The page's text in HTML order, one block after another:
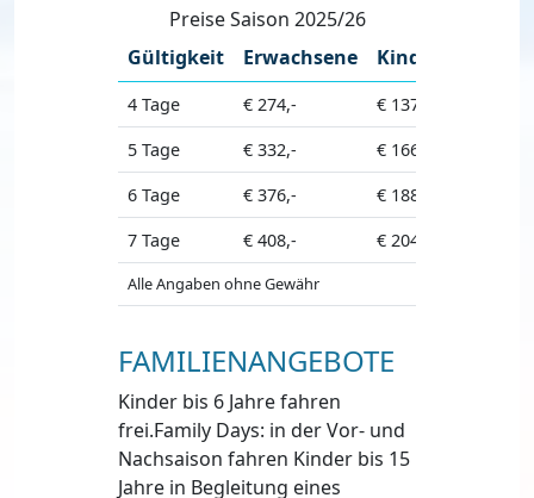
Preise Saison 2025/26
Gültigkeit
Erwachsene Kinder
4 Tage € 274,-
€ 137,-
5 Tage
€ 332,-
€ 166,-
6 Tage
€ 376,-
€ 188,-
7 Tage
€ 408,- € 204,-
Alle Angaben ohne Gewähr
FAMILIENANGEBOTE
Kinder bis 6 Jahre fahren
frei.Family Days: in der Vor- und
Nachsaison fahren Kinder bis 15
Jahre in Begleitung eines